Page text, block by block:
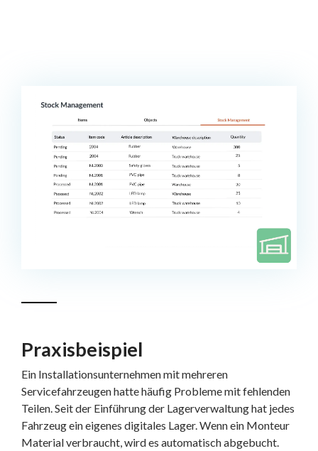
Praxisbeispiel
Ein Installationsunternehmen mit mehreren
Servicefahrzeugen hatte häufig Probleme mit fehlenden
Teilen. Seit der Einführung der Lagerverwaltung hat jedes
Fahrzeug ein eigenes digitales Lager. Wenn ein Monteur
Material verbraucht, wird es automatisch abgebucht.